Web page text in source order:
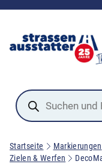
Products
search
Startseite Markierungen
Zielen & Werfen